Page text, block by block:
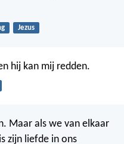
Jezus
hij kan mij redden.
Maar als we van elkaar
zijn liefde in ons